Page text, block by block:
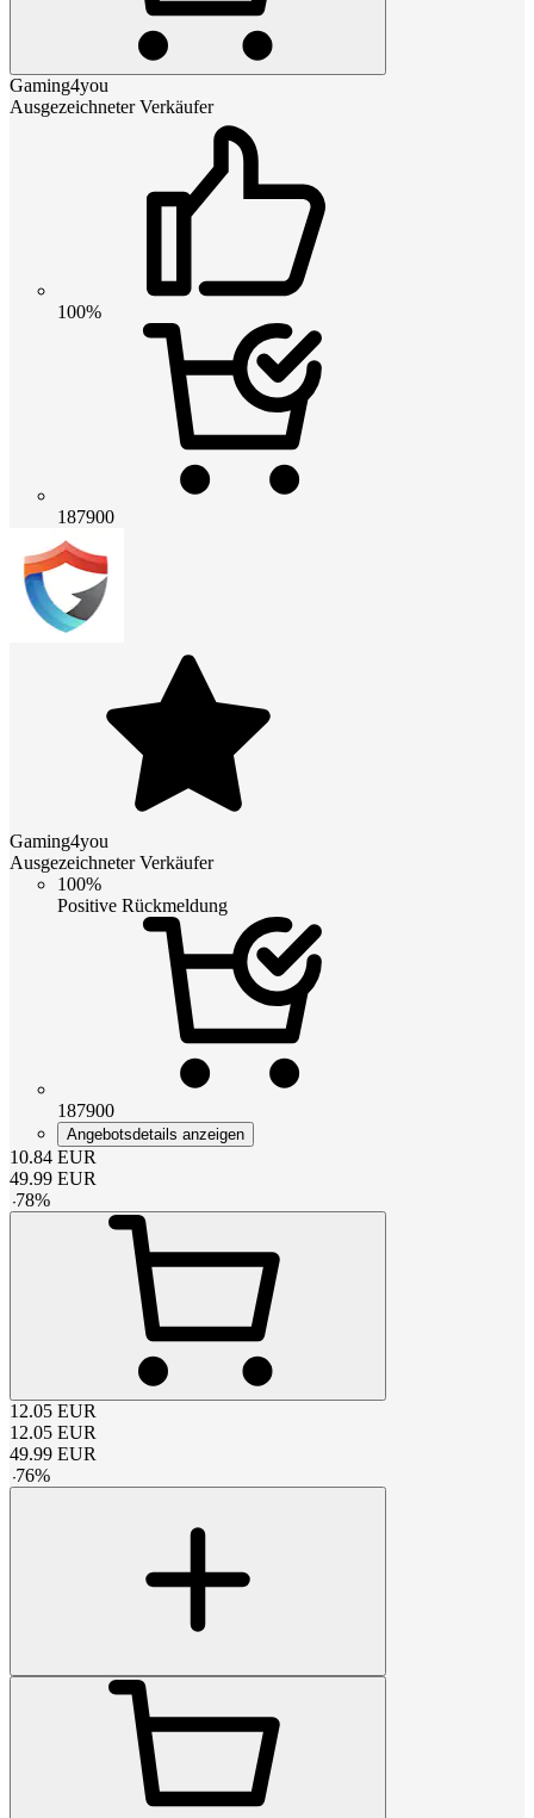
Gaming4you
Ausgezeichneter Verkäufer
100%
187900
Gaming4you
Ausgezeichneter Verkäufer
100%
Positive Rückmeldung
187900
Angebotsdetails anzeigen
10.84 EUR
49.99 EUR
-78%
12.05 EUR
12.05 EUR
49.99 EUR
-76%